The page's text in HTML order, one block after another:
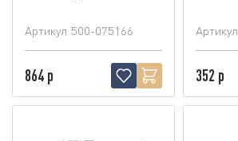
Артикул 500-075166
864 р
Артикул
352 р